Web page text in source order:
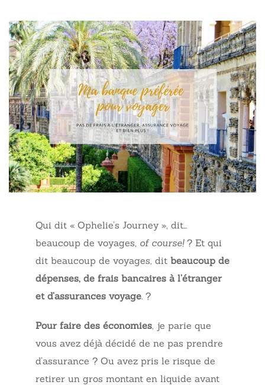
Qui dit « Ophelie’s Journey », dit…
beaucoup de voyages, of course!? Et qui
dit beaucoup de voyages, dit beaucoup de
dépenses, de frais bancaires à l’étranger
et d’assurances voyage. ?
Pour faire des économies, je parie que
vous avez déjà décidé de ne pas prendre
d’assurance ? Ou avez pris le risque de
retirer un gros montant en liquide avant